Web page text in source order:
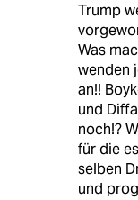
Trump
Was
wenden
an!!
und
noch!?
für die
selben
und